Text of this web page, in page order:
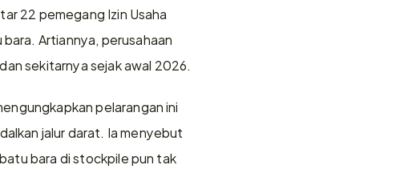
22 pemegang Izin Usaha
Artiannya, perusahaan
sekitarnya sejak awal 2026.
pelarangan ini
jalur darat. Ia menyebut
bara di stockpile pun tak